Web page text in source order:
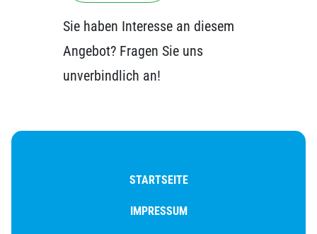
Sie haben Interesse an diesem
Angebot? Fragen Sie uns
unverbindlich an!
STARTSEITE
IMPRESSUM